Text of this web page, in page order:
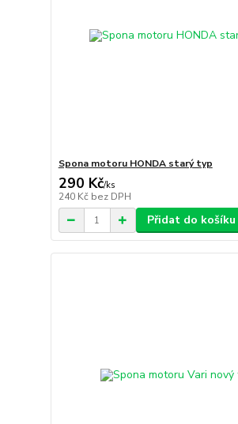
Spona motoru HONDA starý typ
290 Kč/ks
240 Kč bez DPH
Přidat do košíku